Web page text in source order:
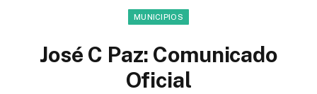
MUNICIPIOS
José C Paz: Comunicado
Oficial